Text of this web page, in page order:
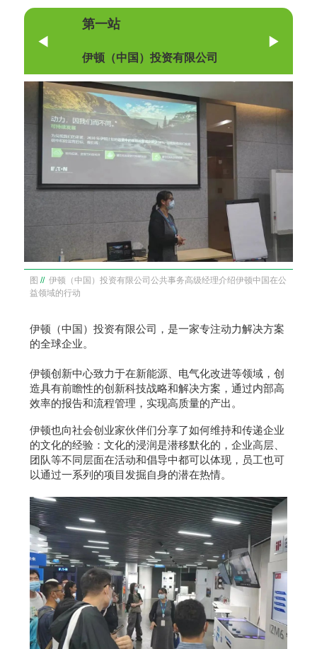
第一站
伊顿（中国）投资有限公司
图 // 伊顿（中国）投资有限公司公共事务高级经理介绍伊顿中国在公
益领域的行动
伊顿（中国）投资有限公司，是一家专注动力解决方案
的全球企业。
伊顿创新中心致力于在新能源、电气化改进等领域，创
造具有前瞻性的创新科技战略和解决方案，通过内部高
效率的报告和流程管理，实现高质量的产出。
伊顿也向社会创业家伙伴们分享了如何维持和传递企业
的文化的经验：文化的浸润是潜移默化的，企业高层、
团队等不同层面在活动和倡导中都可以体现，员工也可
以通过一系列的项目发掘自身的潜在热情。